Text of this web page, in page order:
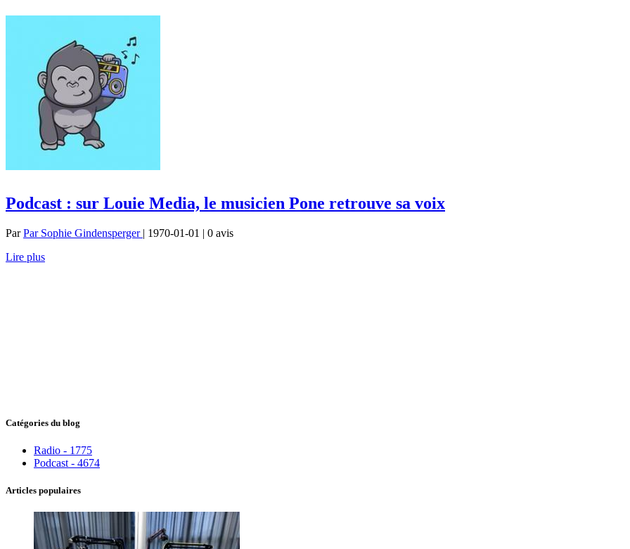
Podcast : sur Louie Media, le musicien Pone retrouve sa voix
ParPar Sophie Gindensperger | 1970-01-01 | 0 avis
Lire plus
Catégories du blog
Radio - 1775
Podcast - 4674
Articles populaires